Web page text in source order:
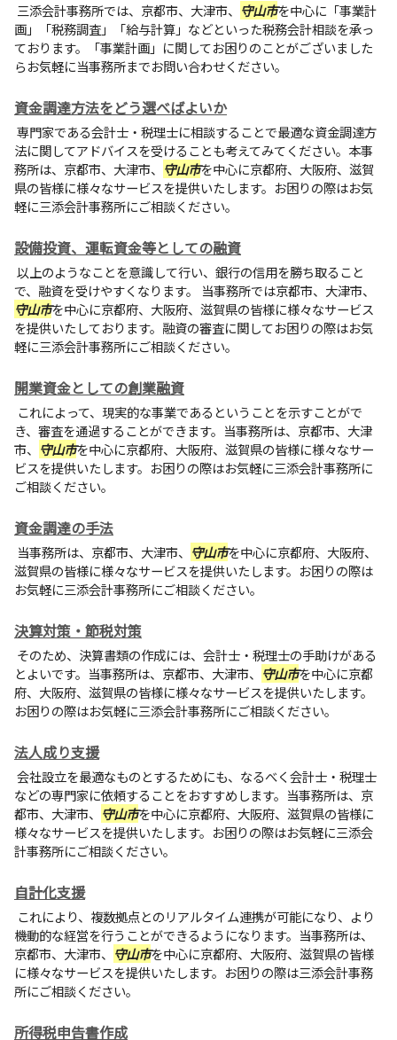
三添会計事務所では、京都市、大津市、 守山市を中心に「事業計
画」「税務調査」「給与計算」などといった税務会計相談を承っ
ております。「事業計画」に関してお困りのことがございました
らお気軽に当事務所までお問い合わせください。
資金調達方法をどう選べばよいか
専門家である会計士・税理士に相談することで最適な資金調達方
法に関してアドバイスを受けることも考えてみてください。本事
務所は、京都市、大津市、 守山市を中心に京都府、大阪府、滋賀
県の皆様に様々なサービスを提供いたします。お困りの際はお気
軽に三添会計事務所にご相談ください。
設備投資、運転資金等としての融資
以上のようなことを意識して行い、銀行の信用を勝ち取ること
で、融資を受けやすくなります。 当事務所では京都市、大津市、
守山市を中心に京都府、大阪府、滋賀県の皆様に様々なサービス
を提供いたしております。融資の審査に関してお困りの際はお気
軽に三添会計事務所にご相談ください。
開業資金としての創業融資
これによって、現実的な事業であるということを示すことがで
き、審査を通過することができます。当事務所は、京都市、大津
市、 守山市を中心に京都府、大阪府、滋賀県の皆様に様々なサー
ビスを提供いたします。お困りの際はお気軽に三添会計事務所に
ご相談ください。
資金調達の手法
当事務所は、京都市、大津市、 守山市を中心に京都府、大阪府、
滋賀県の皆様に様々なサービスを提供いたします。お困りの際は
お気軽に三添会計事務所にご相談ください。
決算対策・節税対策
そのため、決算書類の作成には、会計士・税理士の手助けがある
とよいです。当事務所は、京都市、大津市、 守山市を中心に京都
府、大阪府、滋賀県の皆様に様々なサービスを提供いたします。
お困りの際はお気軽に三添会計事務所にご相談ください。
法人成り支援
会社設立を最適なものとするためにも、なるべく会計士・税理士
などの専門家に依頼することをおすすめします。当事務所は、京
都市、大津市、 守山市を中心に京都府、大阪府、滋賀県の皆様に
様々なサービスを提供いたします。お困りの際はお気軽に三添会
計事務所にご相談ください。
自計化支援
これにより、複数拠点とのリアルタイム連携が可能になり、より
機動的な経営を行うことができるようになります。当事務所は、
京都市、大津市、 守山市を中心に京都府、大阪府、滋賀県の皆様
に様々なサービスを提供いたします。お困りの際は三添会計事務
所にご相談ください。
所得税申告書作成